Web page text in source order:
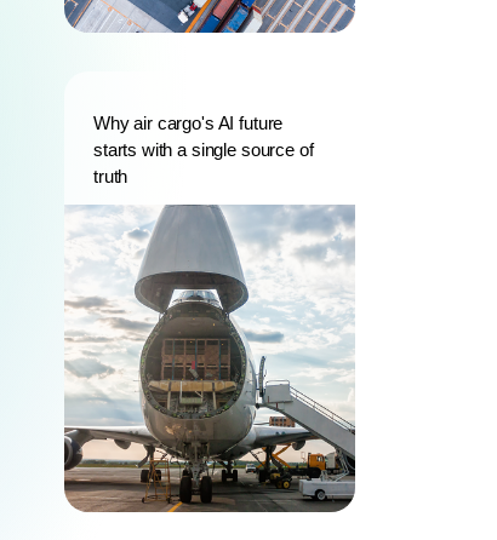
Why air cargo's AI future
starts with a single source of
truth